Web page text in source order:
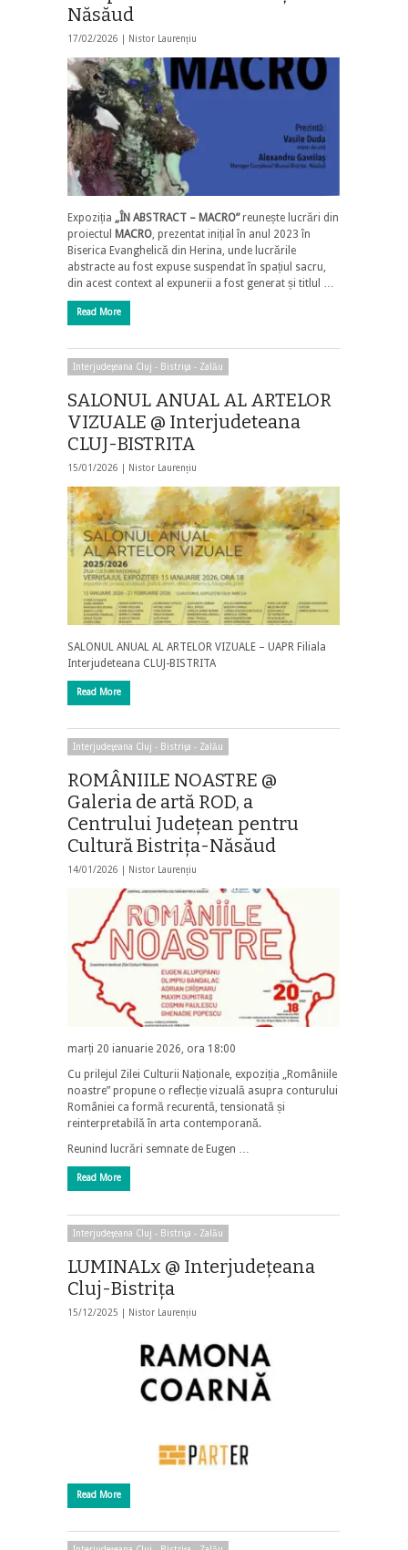
Năsăud
17/02/2026 | Nistor Laurențiu
Expoziția „ÎN ABSTRACT – MACRO”reunește lucrări din
proiectul
MACRO, prezentat inițial în anul 2023 în
Biserica Evanghelică din Herina, unde lucrările
abstracte au fost expuse suspendat în spațiul sacru,
din acest context al expunerii a fost generat și titlul …
Read More
Interjudeţeana Cluj - Bistriţa - Zalău
SALONUL ANUAL AL ARTELOR
VIZUALE @ Interjudeteana
CLUJ-BISTRITA
15/01/2026 | Nistor Laurențiu
SALONUL ANUAL AL ARTELOR VIZUALE – UAPR Filiala
Interjudeteana CLUJ-BISTRITA
Read More
Interjudeţeana Cluj - Bistriţa - Zalău
ROMÂNIILE NOASTRE @
Galeria de artă ROD, a
Centrului Județean pentru
Cultură Bistrița-Năsăud
14/01/2026 | Nistor Laurențiu
marți 20 ianuarie 2026, ora 18:00
Cu prilejul Zilei Culturii Naționale, expoziția „Româniile
noastre” propune o reflecție vizuală asupra conturului
României ca formă recurentă, tensionată și
reinterpretabilă în arta contemporană.
Reunind lucrări semnate de Eugen …
Read More
Interjudeţeana Cluj - Bistriţa - Zalău
LUMINALx @ Interjudeţeana
Cluj-Bistriţa
15/12/2025 | Nistor Laurențiu
Read More